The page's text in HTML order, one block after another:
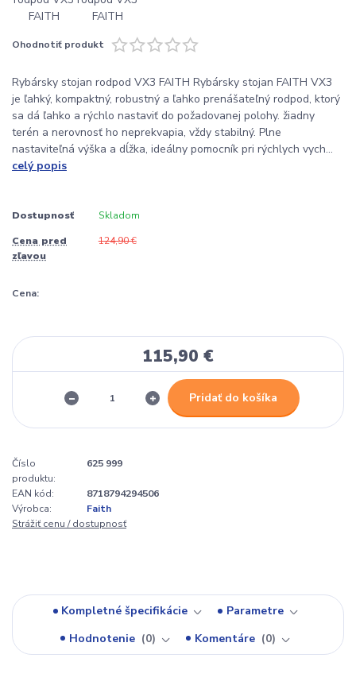
Ohodnotiť produkt
Rybársky stojan rodpod VX3 FAITH Rybársky stojan FAITH VX3
je ľahký, kompaktný, robustný a ľahko prenášateľný rodpod, ktorý
sa dá ľahko a rýchlo nastaviť do požadovanej polohy. žiadny
terén a nerovnosť ho neprekvapia, vždy stabilný. Plne
nastaviteľná výška a dĺžka, ideálny pomocník pri rýchlych vych...
celý popis
Dostupnosť Skladom
Cena pred
zľavou
124,90 €
Cena:
115,90 €
Pridať do košíka
Číslo
produktu:
625 999
EAN kód:
8718794294506
Výrobca:
Faith
Strážiť cenu / dostupnosť
Kompletné špecifikácie
Parametre
Hodnotenie
0 Komentáre 0